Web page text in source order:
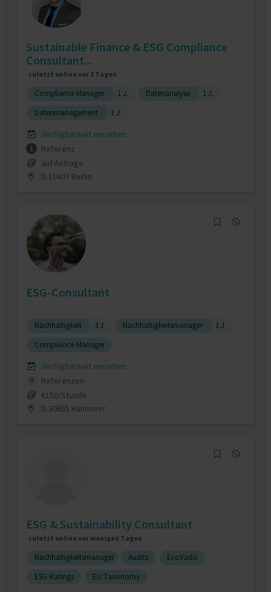
Sustainable Finance & ESG Compliance
Consultant...
zuletzt online vor 3 Tagen
Compliance Manager 1 J. Datenanalyse
1 J.
Datenmanagement
1 J.
Verfügbarkeit einsehen
1
Referenz
auf Anfrage
D-10407 Berlin
ESG-Consultant
Nachhaltigkeit 3 J. Nachhaltigkeitsmanager
1 J.
Compliance Manager
Verfügbarkeit einsehen
0
Referenzen
€150/Stunde
D-30655 Hannover
ESG & Sustainability Consultant
zuletzt online vor wenigen Tagen
Nachhaltigkeitsmanager Audits
EcoVadis
ESG Ratings
EU Taxonomy